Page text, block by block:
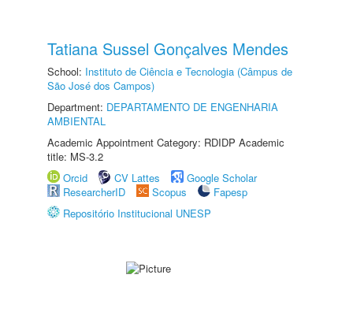
Tatiana Sussel Gonçalves Mendes
School: Instituto de Ciência e Tecnologia (Câmpus de
São José dos Campos)
Department: DEPARTAMENTO DE ENGENHARIA
AMBIENTAL
Academic Appointment Category: RDIDP Academic
title: MS-3.2
Orcid
CV Lattes
Google Scholar
ResearcherID
Scopus
Fapesp
Repositório Institucional UNESP